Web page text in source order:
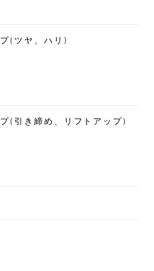
(ツヤ、ハリ)
(引き締め、リフトアップ)